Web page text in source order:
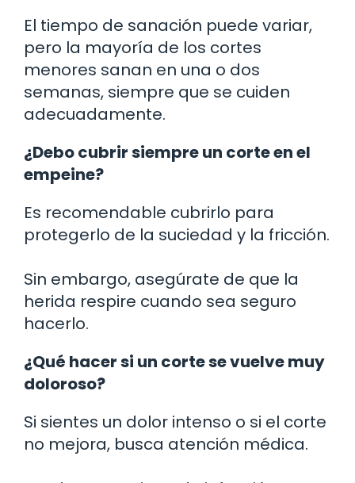
El tiempo de sanación puede variar,
pero la mayoría de los cortes
menores sanan en una o dos
semanas, siempre que se cuiden
adecuadamente.
¿Debo cubrir siempre un corte en el
empeine?
Es recomendable cubrirlo para
protegerlo de la suciedad y la fricción.
Sin embargo, asegúrate de que la
herida respire cuando sea seguro
hacerlo.
¿Qué hacer si un corte se vuelve muy
doloroso?
Si sientes un dolor intenso o si el corte
no mejora, busca atención médica.